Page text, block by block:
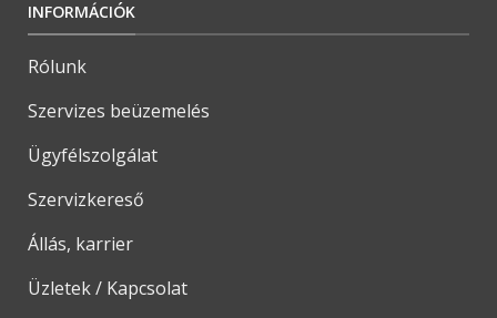
INFORMÁCIÓK
Rólunk
Szervizes beüzemelés
Ügyfélszolgálat
Szervizkereső
Állás, karrier
Üzletek / Kapcsolat